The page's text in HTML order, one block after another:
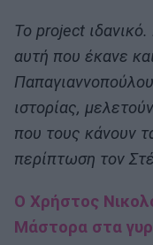
Το project ιδανικό.
αυτή που έκανε
ιστορίας,
που τους κάνουν
περίπτωση τον
Ο Χρήστος
Μάστορα στα